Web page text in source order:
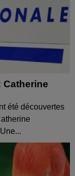
Catherine
été découvertes